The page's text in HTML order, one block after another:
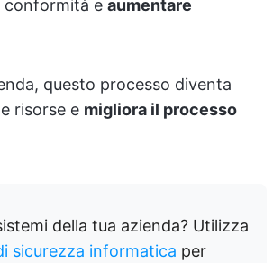
conformità e aumentare
questo processo diventa
risorse e migliora il processo
della tua azienda? Utilizza
sicurezza informatica per